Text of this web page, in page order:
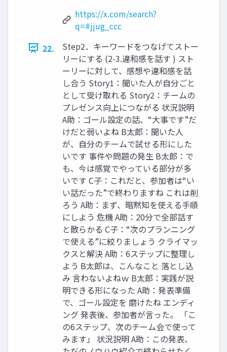
https://x.com/search?
q=#jjug_ccc
22.
Step2．キーワードをつなげてストー
リーにする (2-3.違和感を話す ) スト
ーリーに対して、感想や違和感を話
し合う Story1：聞いた人が自分ごと
として受け取れる Story2：チームの
プレゼンス向上につながる 状況説明
A助：ゴール設定の話、“大事です”だ
けだと弱いよね B太郎：聞いた人
が、自分のチームで試せる形にした
いです 事件や問題の発生 B太郎：で
も、今は感覚でやっている部分が多
いです C子：これだと、参加者は“い
い話だった”で終わりますね これは削
ろう A助：まず、暗黙知を使える手順
にしよう 危機 A助：20分で全部話す
と散らかる C子：“次のプランニング
で使える”に絞りましょう クライマッ
クスと解決 A助：6ステップに整理し
よう B太郎は、こんなこと 落とし込
み 言わないよねｗ B太郎：実践が説
明できる形になった A助：発表準備
で、ゴール設定を 磨けたね エンディ
ング 発表後、参加者が言った。 「こ
の6ステップ、次のチーム会で使って
みます」 状況説明 A助：この発表、